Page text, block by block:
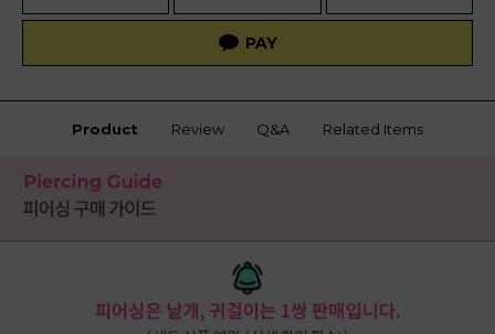
Product Review Q&A Related Items